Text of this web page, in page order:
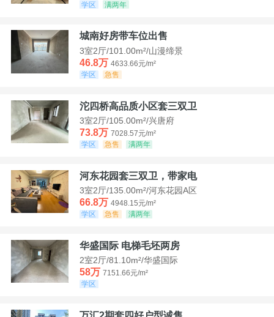
学区
满两年
城南好房带车位出售
3室2厅/101.00m²/山漫缔景
46.8万 4633.66元/m²
学区
急售
沱四桥高品质小区套三双卫
3室2厅/105.00m²/兴唐府
73.8万 7028.57元/m²
学区
急售 满两年
河东花园套三双卫，带家电
3室2厅/135.00m²/河东花园A区
66.8万 4948.15元/m²
学区
急售 满两年
华盛国际 电梯毛坯两房
2室2厅/81.10m²/华盛国际
58万 7151.66元/m²
学区